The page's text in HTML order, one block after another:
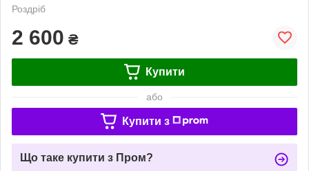
Роздріб
2 600 ₴
Купити
або
Купити з
Що таке купити з Пром?